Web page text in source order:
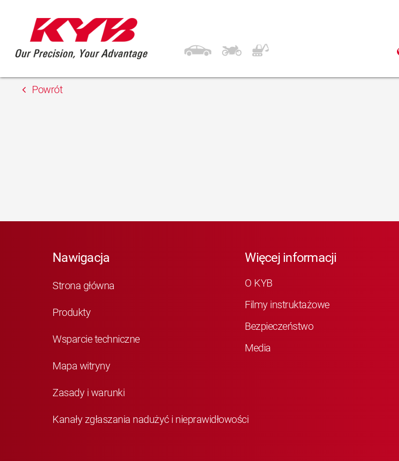
Auto-Land
Powrót
Nawigacja
Strona główna
Produkty
Wsparcie techniczne
Mapa witryny
Zasady i warunki
Kanały zgłaszania nadużyć i nieprawidłowości
Więcej informacji
O KYB
Filmy instruktażowe
Bezpieczeństwo
Media